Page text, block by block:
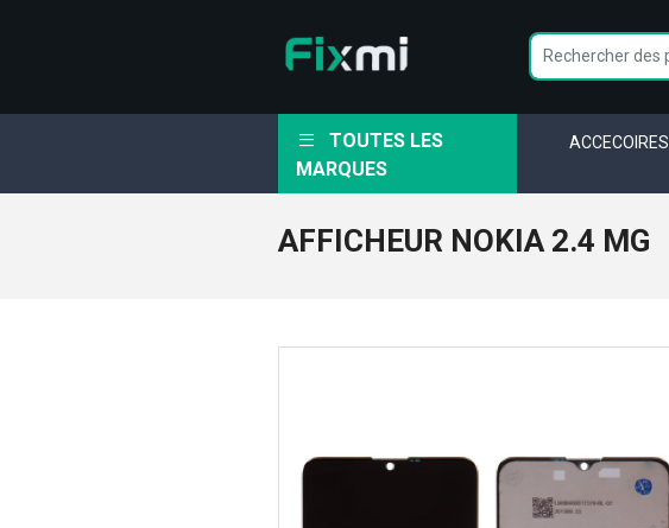
TOUTES LES
MARQUES
ACCECOIRES
AFFICHEUR NOKIA 2.4 MG